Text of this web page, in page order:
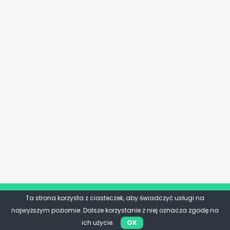
Ta strona korzysta z ciasteczek, aby świadczyć usługi na
najwyższym poziomie. Dalsze korzystanie z niej oznacza zgodę na
ich użycie.
OK